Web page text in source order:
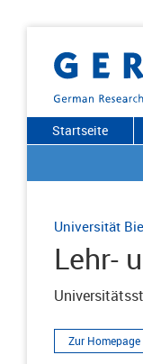
Startseite
Universität
Lehr-
Zur Homepage